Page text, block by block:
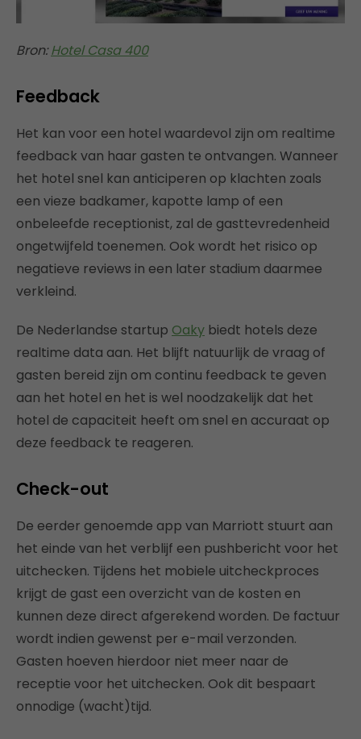
Bron:Hotel Casa 400
Feedback
Het kan voor een hotel waardevol zijn om realtime
feedback van haar gasten te ontvangen. Wanneer
het hotel snel kan anticiperen op klachten zoals
een vieze badkamer, kapotte lamp of een
onbeleefde receptionist, zal de gasttevredenheid
ongetwijfeld toenemen. Ook wordt het risico op
negatieve reviews in een later stadium daarmee
verkleind.
De Nederlandse startup Oaky biedt hotels deze
realtime data aan. Het blijft natuurlijk de vraag of
gasten bereid zijn om continu feedback te geven
aan het hotel en het is wel noodzakelijk dat het
hotel de capaciteit heeft om snel en accuraat op
deze feedback te reageren.
Check-out
De eerder genoemde app van Marriott stuurt aan
het einde van het verblijf een pushbericht voor het
uitchecken. Tijdens het mobiele uitcheckproces
krijgt de gast een overzicht van de kosten en
kunnen deze direct afgerekend worden. De factuur
wordt indien gewenst per e-mail verzonden.
Gasten hoeven hierdoor niet meer naar de
receptie voor het uitchecken. Ook dit bespaart
onnodige (wacht)tijd.